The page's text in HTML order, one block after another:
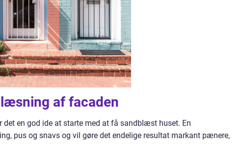
af facaden
det en god ide at starte med at få sandblæst huset. En
pus og snavs og vil gøre det endelige resultat markant pænere,